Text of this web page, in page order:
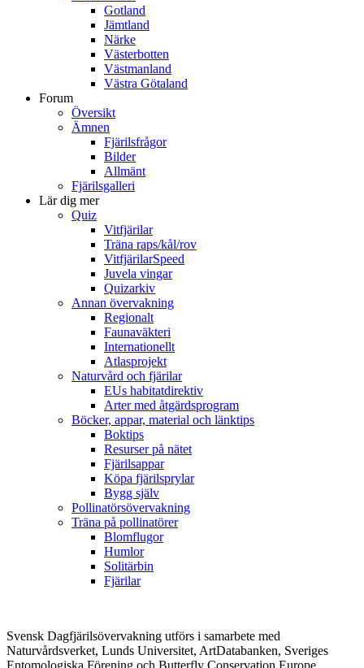
Gotland
Jämtland
Närke
Västerbotten
Västmanland
Västra Götaland
Forum
Översikt
Ämnen
Fjärilsfrågor
Bilder
Allmänt
Fjärilsgalleri
Lär dig mer
Quiz
Vitfjärilar
Träna raps/kål/rov
VitfjärilarSpeed
Juvela vingar
Quizarkiv
Annan övervakning
Regionalt
Faunaväkteri
Internationellt
Atlasprojekt
Naturvård och fjärilar
EUs habitatdirektiv
Arter med åtgärdsprogram
Böcker, appar, material och länktips
Boktips
Resurser på nätet
Fjärilsappar
Köpa fjärilsprylar
Bygg själv
Pollinatörsövervakning
Träna på pollinatörer
Blomflugor
Humlor
Solitärbin
Fjärilar
Svensk Dagfjärilsövervakning utförs i samarbete med
Naturvårdsverket, Lunds Universitet, ArtDatabanken, Sveriges